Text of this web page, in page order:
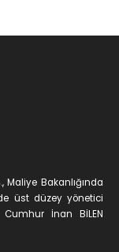
Bakanlığında
üst düzey yönetici
İnan BİLEN